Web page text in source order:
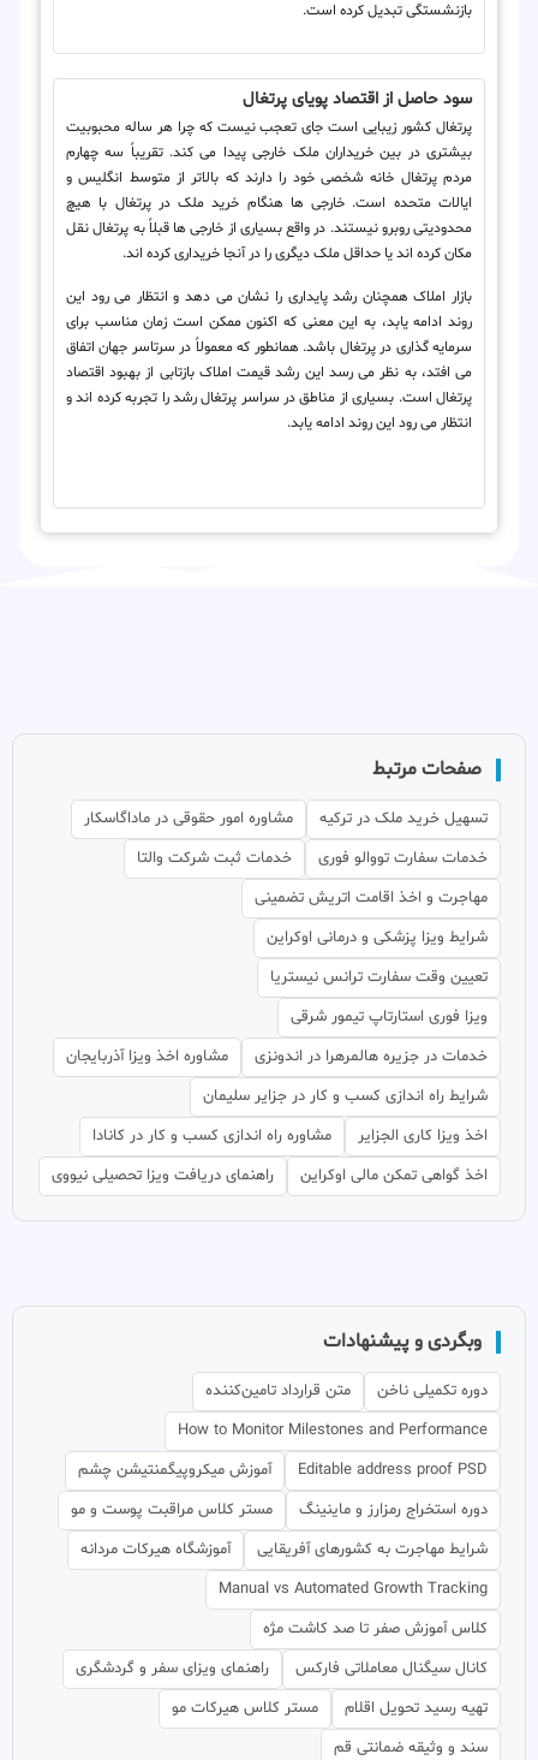
بازنشستگی تبدیل کرده است.
سود حاصل از اقتصاد پویای پرتغال
پرتغال کشور زیبایی است جای تعجب نیست که چرا هر ساله محبوبیت
بیشتری در بین خریداران ملک خارجی پیدا می کند. تقریباً سه چهارم
مردم پرتغال خانه شخصی خود را دارند که بالاتر از متوسط ​​انگلیس و
ایالات متحده است. خارجی ها هنگام خرید ملک در پرتغال با هیچ
محدودیتی روبرو نیستند. در واقع بسیاری از خارجی ها قبلاً به پرتغال نقل
مکان کرده اند یا حداقل ملک دیگری را در آنجا خریداری کرده اند.
بازار املاک همچنان رشد پایداری را نشان می دهد و انتظار می رود این
روند ادامه یابد، به این معنی که اکنون ممکن است زمان مناسب برای
سرمایه گذاری در پرتغال باشد. همانطور که معمولاً در سرتاسر جهان اتفاق
می افتد، به نظر می رسد این رشد قیمت املاک بازتابی از بهبود اقتصاد
پرتغال است. بسیاری از مناطق در سراسر پرتغال رشد را تجربه کرده اند و
انتظار می رود این روند ادامه یابد.
صفحات مرتبط
تسهیل خرید ملک در ترکیه
مشاوره امور حقوقی در ماداگاسکار
خدمات سفارت تووالو فوری
خدمات ثبت شرکت والتا
مهاجرت و اخذ اقامت اتریش تضمینی
شرایط ویزا پزشکی و درمانی اوکراین
تعیین وقت سفارت ترانس نیستریا
ویزا فوری استارتاپ تیمور شرقی
خدمات در جزیره هالمرهرا در اندونزی
مشاوره اخذ ویزا آذربایجان
شرایط راه اندازی کسب و کار در جزایر سلیمان
اخذ ویزا کاری الجزایر
مشاوره راه اندازی کسب و کار در کانادا
اخذ گواهی تمکن مالی اوکراین
راهنمای دریافت ویزا تحصیلی نیووی
وبگردی و پیشنهادات
دوره تکمیلی ناخن
متن قرارداد تامین‌کننده
How to Monitor Milestones and Performance
Editable address proof PSD
آموزش میکروپیگمنتیشن چشم
دوره استخراج رمزارز و ماینینگ
مستر کلاس مراقبت پوست و مو
شرایط مهاجرت به کشورهای آفریقایی
آموزشگاه هیرکات مردانه
Manual vs Automated Growth Tracking
کلاس آموزش صفر تا صد کاشت مژه
کانال سیگنال معاملاتی فارکس
راهنمای ویزای سفر و گردشگری
تهیه رسید تحویل اقلام
مستر کلاس هیرکات مو
سند و وثیقه ضمانتی قم